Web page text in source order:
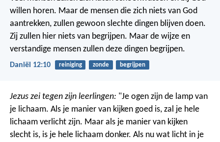
willen horen. Maar de mensen die zich niets van God
aantrekken, zullen gewoon slechte dingen blijven doen.
Zij zullen hier niets van begrijpen. Maar de wijze en
verstandige mensen zullen deze dingen begrijpen.
Daniël 12:10 reiniging zonde begrijpen
Jezus zei tegen zijn leerlingen: "Je ogen zijn de lamp van
je lichaam. Als je manier van kijken goed is, zal je hele
lichaam verlicht zijn. Maar als je manier van kijken
slecht is, is je hele lichaam donker. Als nu wat licht in je